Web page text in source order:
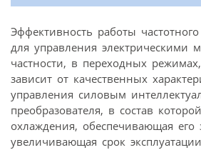
Эффективность работы
для управления электрическими
частности, в переходных
зависит от качественных
управления силовым
преобразователя, в состав
охлаждения, обеспечивающая его
увеличивающая срок